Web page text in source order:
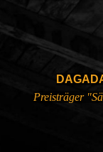
Preisträger